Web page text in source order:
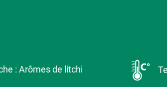
: Arômes de litchi